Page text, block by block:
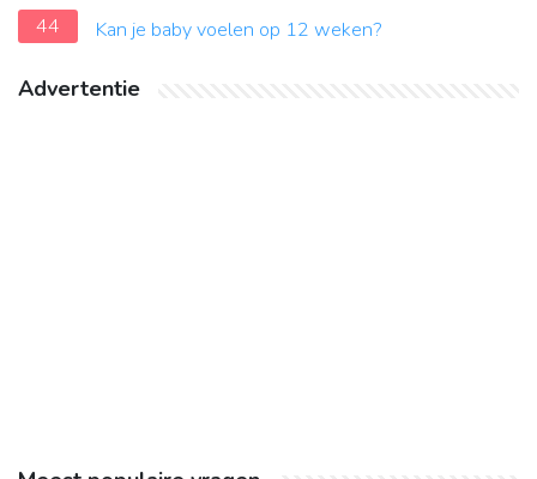
44
Kan je baby voelen op 12 weken?
Advertentie